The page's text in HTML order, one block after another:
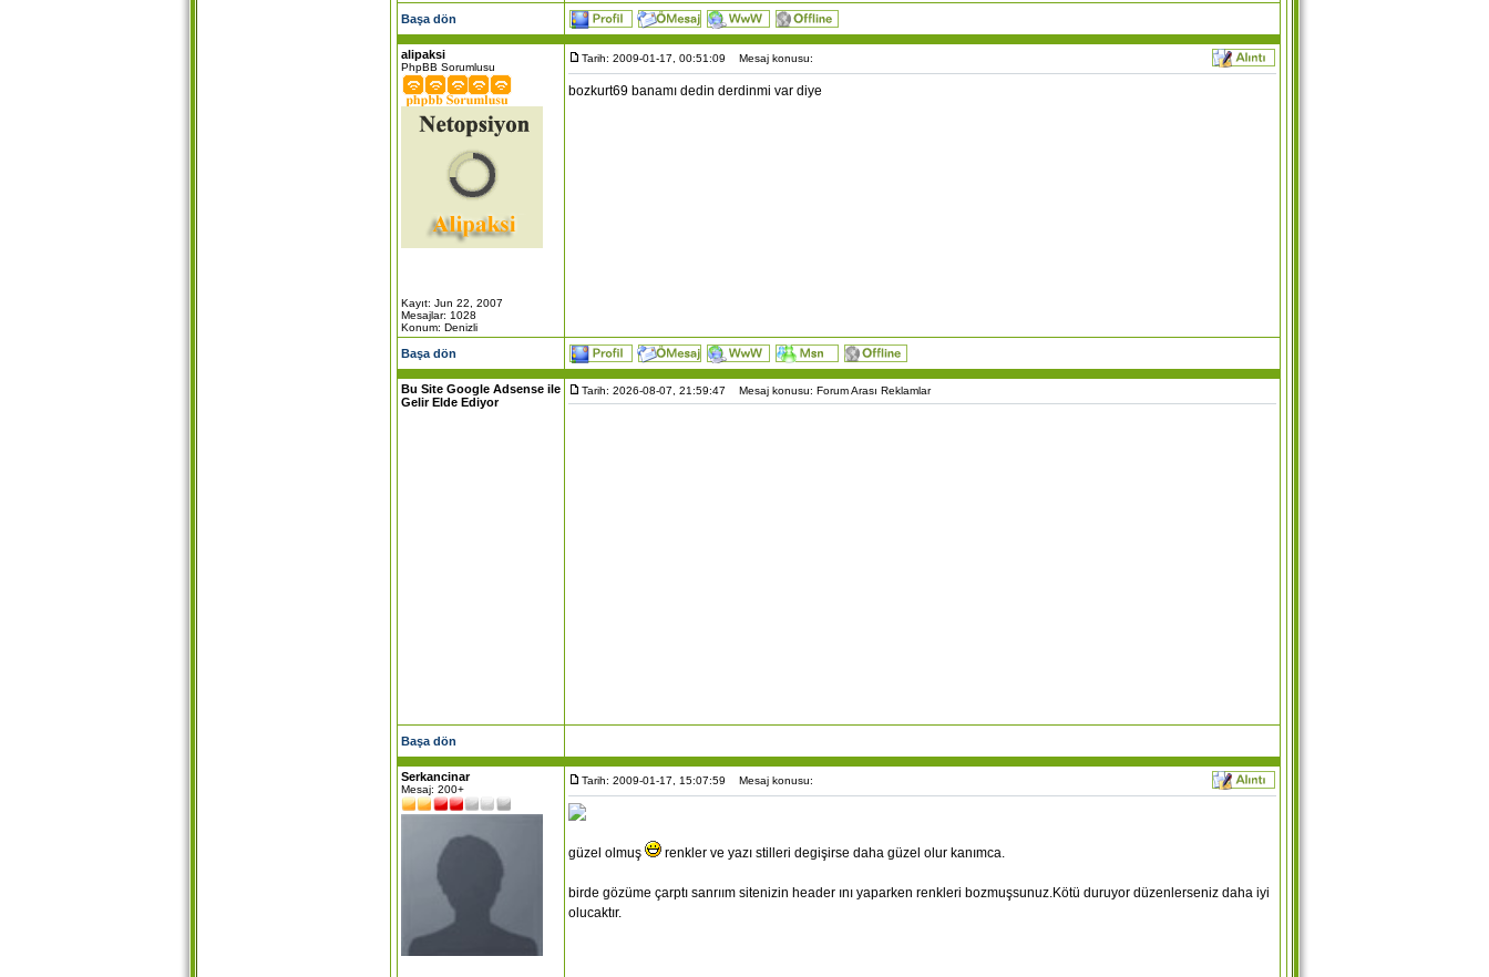
Başa dön
alipaksi
PhpBB Sorumlusu
Kayıt: Jun 22, 2007
Mesajlar: 1028
Konum: Denizli
Tarih: 2009-01-17, 00:51:09 Mesaj konusu:
bozkurt69 banamı dedin derdinmi var diye
Başa dön
Bu Site Google Adsense ile
Gelir Elde Ediyor
Tarih: 2026-08-07, 21:59:47 Mesaj konusu: Forum Arası Reklamlar
Başa dön
Serkancinar
Mesaj: 200+
Tarih: 2009-01-17, 15:07:59 Mesaj konusu:
güzel olmuş renkler ve yazı stilleri degişirse daha güzel olur kanımca.
birde gözüme çarptı sanrıım sitenizin header ını yaparken renkleri bozmuşsunuz.Kötü duruyor düzenlerseniz daha iyi
olucaktır.